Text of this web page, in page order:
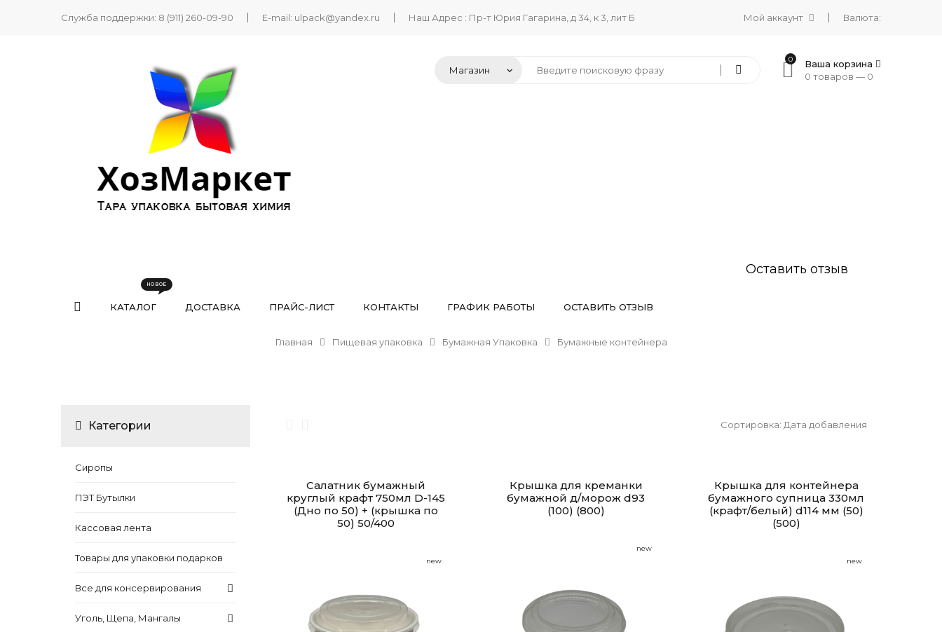
Служба поддержки: 8 (911) 260-09-90 E-mail: ulpack@yandex.ru Наш Адрес : Пр-т Юрия Гагарина, д 34, к 3, лит Б Мой аккаунт Валюта:
0
Ваша корзина
0 товаров — 0
Оставить отзыв
КАТАЛОГ ДОСТАВКА ПРАЙС-ЛИСТ КОНТАКТЫ ГРАФИК РАБОТЫ ОСТАВИТЬ ОТЗЫВ
Главная Пищевая упаковка Бумажная Упаковка Бумажные контейнера
Сортировка: Дата добавления
Салатник бумажный
круглый крафт 750мл D-145
(Дно по 50) + (крышка по
50) 50/400
new
Крышка для креманки
бумажной д/морож d93
(100) (800)
new
Крышка для контейнера
бумажного супница 330мл
(крафт/белый) d114 мм (50)
(500)
new
Категории
Сиропы
ПЭТ Бутылки
Кассовая лента
Товары для упаковки подарков
Все для консервирования
Уголь, Щепа, Мангалы